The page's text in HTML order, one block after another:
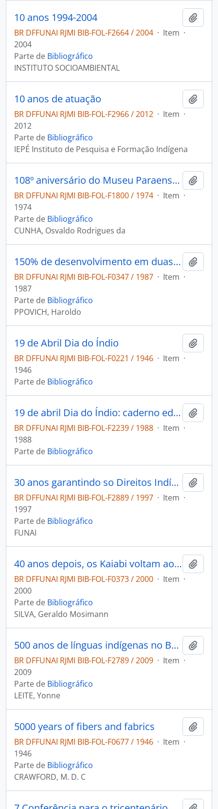
10 anos 1994-2004
BR DFFUNAI RJMI BIB-FOL-F2664 / 2004 · Item ·
2004
Parte de Bibliográfico
INSTITUTO SOCIOAMBIENTAL
10 anos de atuação
BR DFFUNAI RJMI BIB-FOL-F2966 / 2012 · Item ·
2012
Parte de Bibliográfico
IEPÉ Instituto de Pesquisa e Formação Indígena
108º aniversário do Museu Paraense Emílio Goeldi: Síntese de sua história.
BR DFFUNAI RJMI BIB-FOL-F1800 / 1974 · Item ·
1974
Parte de Bibliográfico
CUNHA, Osvaldo Rodrigues da
150% de desenvolvimento em duas culturas: em comunicação oral e escrita e em dois hemisférios do cérebro.
BR DFFUNAI RJMI BIB-FOL-F0347 / 1987 · Item ·
1987
Parte de Bibliográfico
PPOVICH, Haroldo
19 de Abril Dia do Índio
BR DFFUNAI RJMI BIB-FOL-F0221 / 1946 · Item ·
1946
Parte de Bibliográfico
19 de abril Dia do Índio: caderno educativo sugestões de atividades.
BR DFFUNAI RJMI BIB-FOL-F2239 / 1988 · Item ·
1988
Parte de Bibliográfico
30 anos garantindo so Direitos Indígenas
BR DFFUNAI RJMI BIB-FOL-F2889 / 1997 · Item ·
1997
Parte de Bibliográfico
FUNAI
40 anos depois, os Kaiabi voltam ao centro do mundo
BR DFFUNAI RJMI BIB-FOL-F0373 / 2000 · Item ·
2000
Parte de Bibliográfico
SILVA, Geraldo Mosimann
500 anos de línguas indígenas no Brasil
BR DFFUNAI RJMI BIB-FOL-F2789 / 2009 · Item ·
2009
Parte de Bibliográfico
LEITE, Yonne
5000 years of fibers and fabrics
BR DFFUNAI RJMI BIB-FOL-F0677 / 1946 · Item ·
1946
Parte de Bibliográfico
CRAWFORD, M. D. C